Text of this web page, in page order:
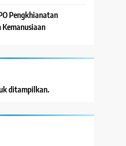
Pengkhianatan
ditampilkan.